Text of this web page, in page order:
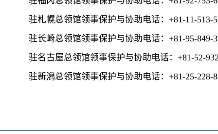
驻札幌总领馆领事保护与协助电话：+81-11-513-
驻长崎总领馆领事保护与协助电话：+81-95-849-
驻名古屋总领馆领事保护与协助电话：+81-52-
驻新潟总领馆领事保护与协助电话：+81-25-228-